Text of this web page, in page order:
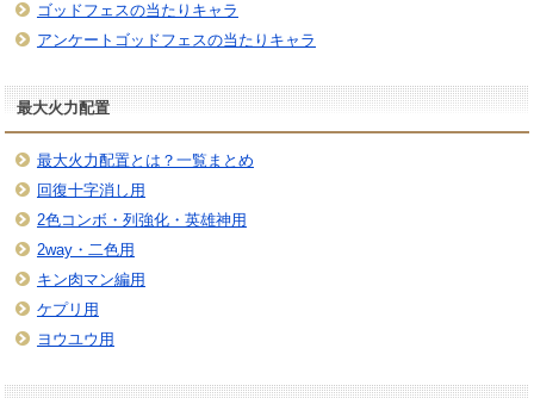
ゴッドフェスの当たりキャラ
アンケートゴッドフェスの当たりキャラ
最大火力配置
最大火力配置とは？一覧まとめ
回復十字消し用
2色コンボ・列強化・英雄神用
2way・二色用
キン肉マン編用
ケプリ用
ヨウユウ用